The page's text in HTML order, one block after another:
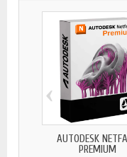
AUTODESK
PREMIUM
‹